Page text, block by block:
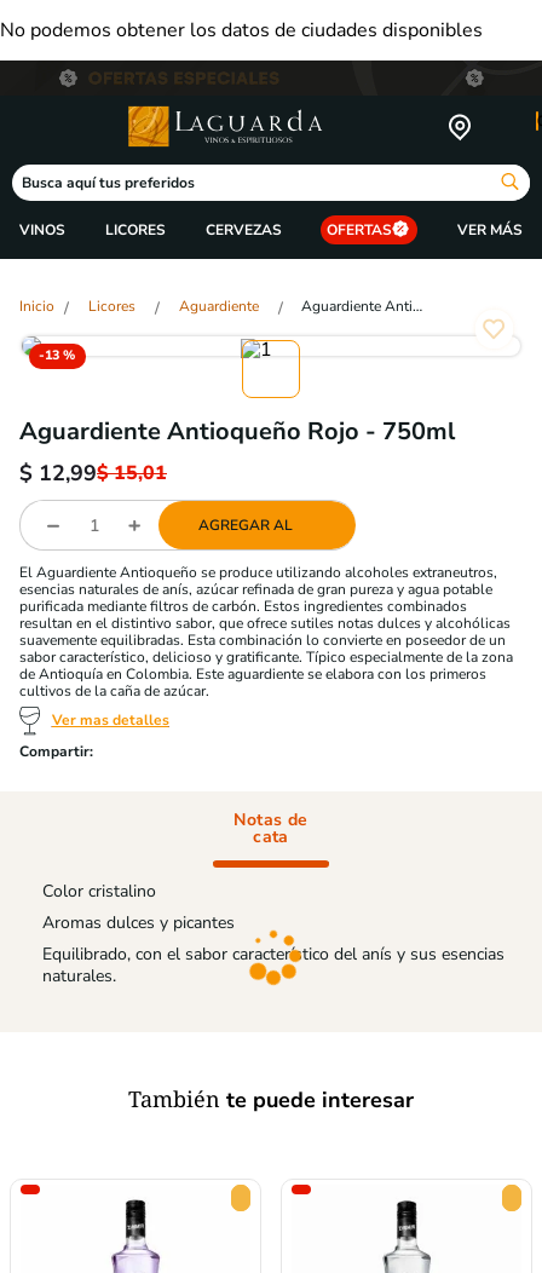
No podemos obtener los datos de ciudades disponibles
Busca aquí tus preferidos
VINOS LICORES CERVEZAS OFERTAS
Licores Aguardiente Aguardiente Antioqueño Rojo - 750ml
-13 %
Aguardiente Antioqueño Rojo - 750ml
$15,01
$ 12,99
AGREGAR AL
El Aguardiente Antioqueño se produce utilizando alcoholes extraneutros,
esencias naturales de anís, azúcar refinada de gran pureza y agua potable
purificada mediante filtros de carbón. Estos ingredientes combinados
resultan en el distintivo sabor, que ofrece sutiles notas dulces y alcohólicas
suavemente equilibradas. Esta combinación lo convierte en poseedor de un
sabor característico, delicioso y gratificante. Típico especialmente de la zona
de Antioquía en Colombia. Este aguardiente se elabora con los primeros
cultivos de la caña de azúcar.
Ver mas detalles
Notas de
cata
Color cristalino
Aromas dulces y picantes
Equilibrado, con el sabor característico del anís y sus esencias
naturales.
También te puede interesar